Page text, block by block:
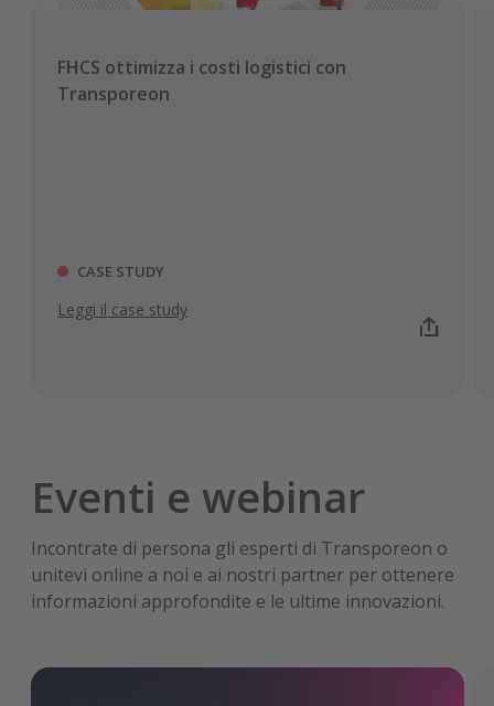
FHCS ottimizza i costi logistici con
Transporeon
CASE STUDY
Leggi il case study
ALTRI CASI STUDIO
Eventi e webinar
Incontrate di persona gli esperti di Transporeon o
unitevi online a noi e ai nostri partner per ottenere
informazioni approfondite e le ultime innovazioni.